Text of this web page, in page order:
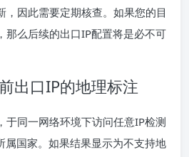
，因此需要定期核查。如果您的目
那么后续的出口IP配置将是必不可
出口IP的地理标注
于同一网络环境下访问任意IP检测
属国家。如果结果显示为不支持地